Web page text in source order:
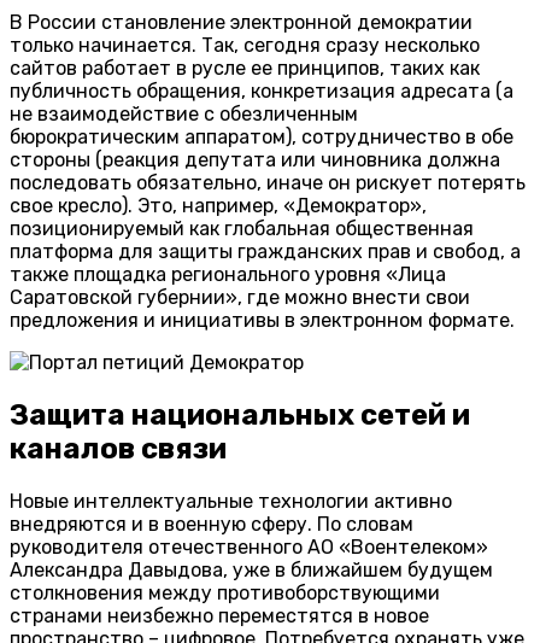
В России становление электронной демократии
только начинается. Так, сегодня сразу несколько
сайтов работает в русле ее принципов, таких как
публичность обращения, конкретизация адресата (а
не взаимодействие с обезличенным
бюрократическим аппаратом), сотрудничество в обе
стороны (реакция депутата или чиновника должна
последовать обязательно, иначе он рискует потерять
свое кресло). Это, например, «Демократор»,
позиционируемый как глобальная общественная
платформа для защиты гражданских прав и свобод, а
также площадка регионального уровня «Лица
Саратовской губернии», где можно внести свои
предложения и инициативы в электронном формате.
Защита национальных сетей и
каналов связи
Новые интеллектуальные технологии активно
внедряются и в военную сферу. По словам
руководителя отечественного АО «Воентелеком»
Александра Давыдова, уже в ближайшем будущем
столкновения между противоборствующими
странами неизбежно переместятся в новое